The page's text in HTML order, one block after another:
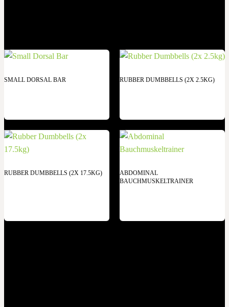
SMALL DORSAL BAR RUBBER DUMBBELLS (2X 2.5KG)
RUBBER DUMBBELLS (2X 17.5KG)
ABDOMINAL
BAUCHMUSKELTRAINER